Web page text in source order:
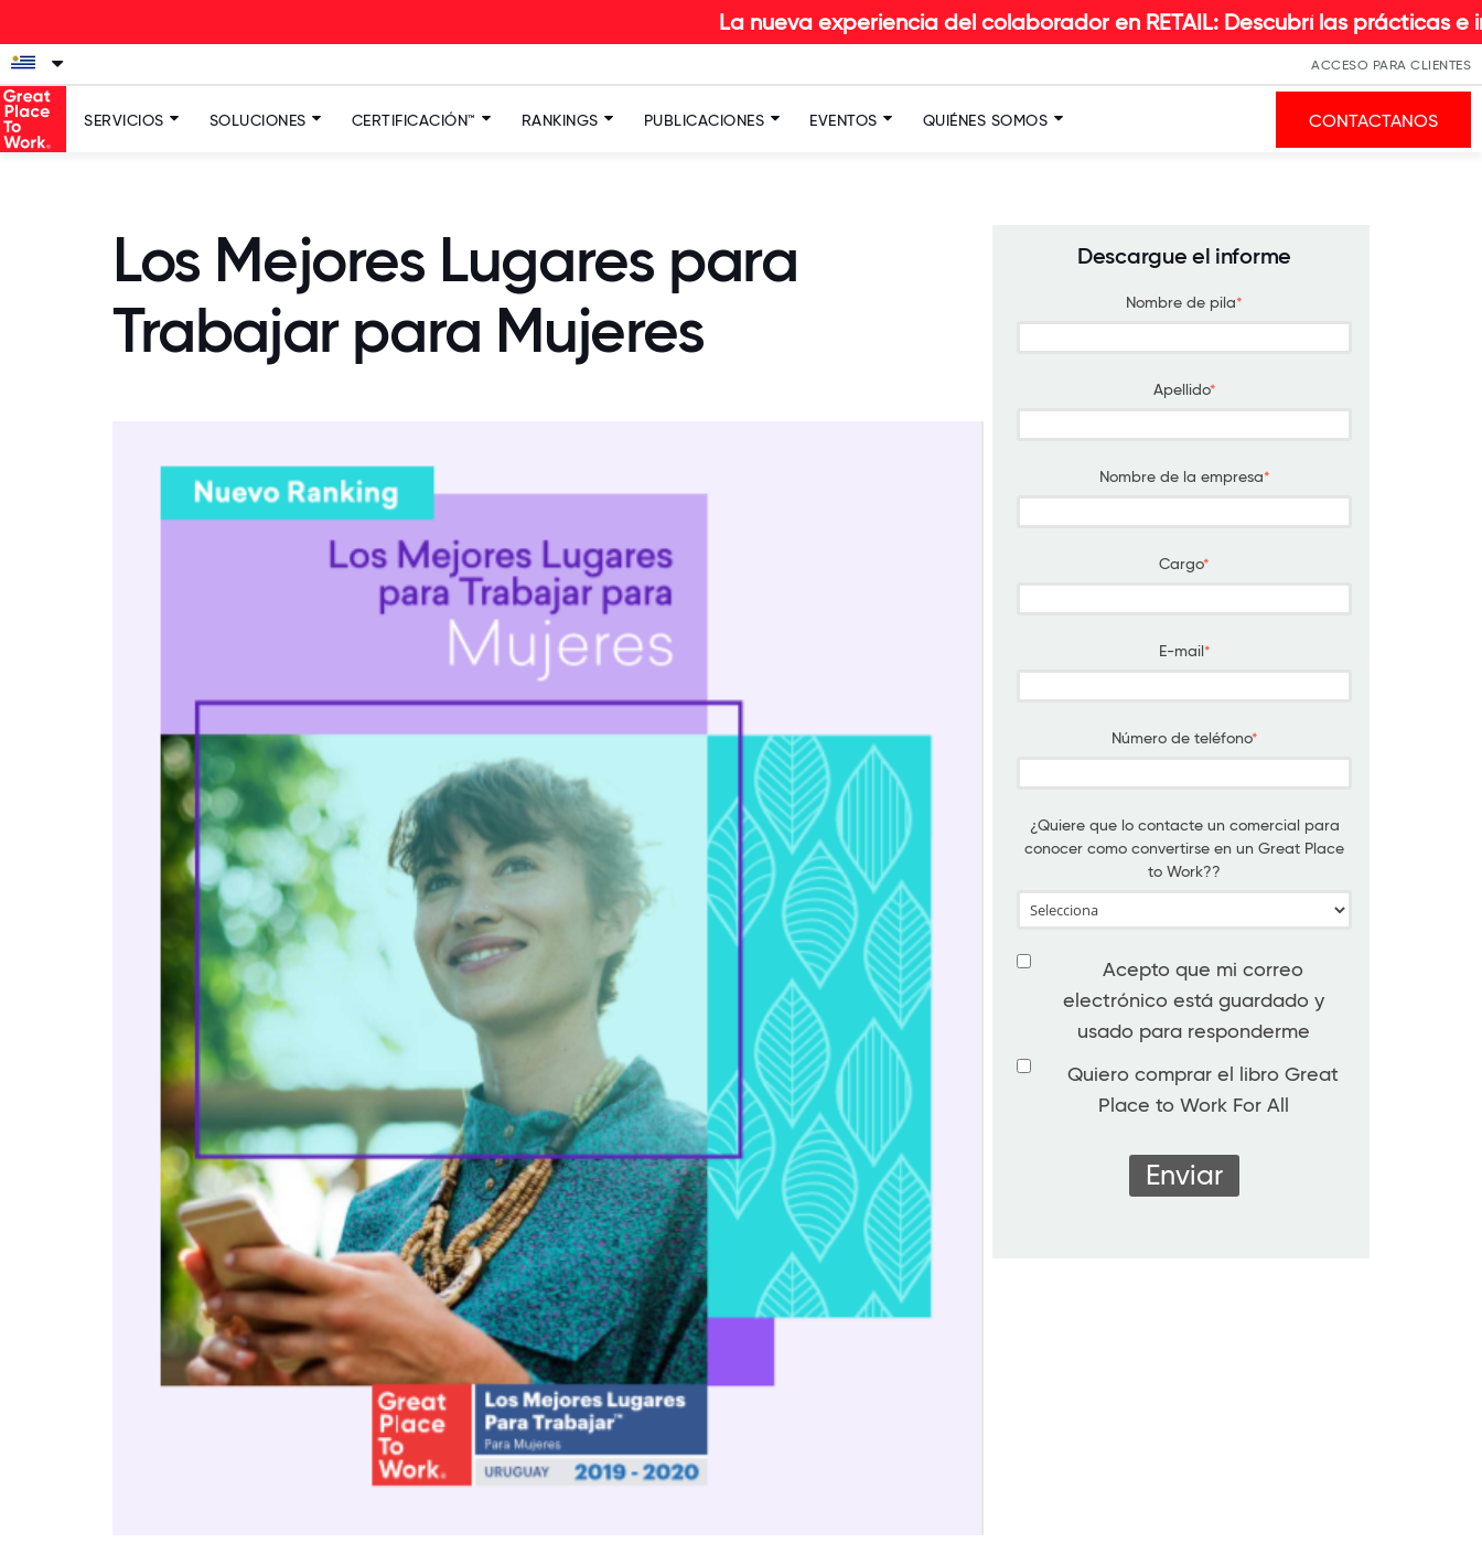
La nueva experiencia del colaborador en RETAIL: Descubrí las prácticas e insights
ACCESO PARA CLIENTES
SERVICIOS SOLUCIONES CERTIFICACIÓN™ RANKINGS PUBLICACIONES EVENTOS QUIÉNES SOMOS CONTACTANOS
Los Mejores Lugares para
Trabajar para Mujeres
Descargue el informe
Nombre de pila*
Apellido*
Nombre de la empresa*
Cargo*
E-mail*
Número de teléfono*
¿Quiere que lo contacte un comercial para
conocer como convertirse en un Great Place
to Work??
Acepto que mi correo
electrónico está guardado y
usado para responderme
Quiero comprar el libro Great
Place to Work For All